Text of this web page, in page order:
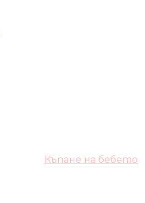
Къпане на бебето